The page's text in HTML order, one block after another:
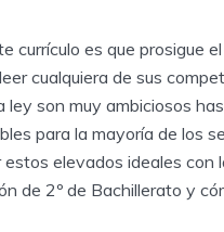
currículo es que prosigue
cualquiera de sus
ley son muy ambiciosos
para la mayoría de los
elevados ideales con
de 2º de Bachillerato y